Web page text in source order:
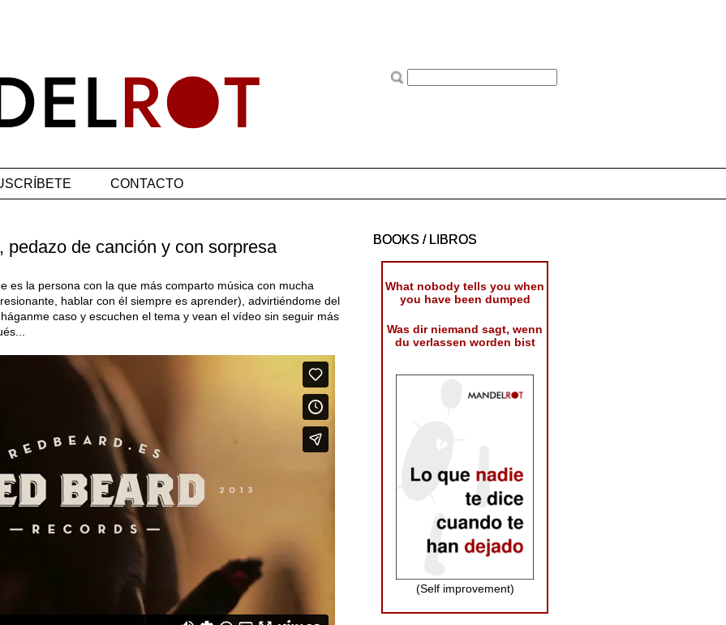
CONTACTO
pedazo de canción y con sorpresa
es la persona con la que más comparto música con mucha
hablar con él siempre es aprender), advirtiéndome del
caso y escuchen el tema y vean el vídeo sin seguir más
BOOKS / LIBROS
What nobody tells you when
you have been dumped
Was dir niemand sagt, wenn
du verlassen worden bist
(Self improvement)